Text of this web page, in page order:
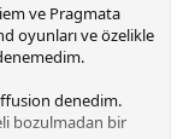
ve Pragmata
oyunları ve özelikle
denedim.
bozulmadan bir